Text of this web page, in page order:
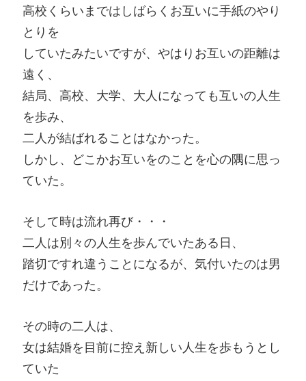
高校くらいまではしばらくお互いに手紙のやり
とりを
していたみたいですが、やはりお互いの距離は
遠く、
結局、高校、大学、大人になっても互いの人生
を歩み、
二人が結ばれることはなかった。
しかし、どこかお互いをのことを心の隅に思っ
ていた。
そして時は流れ再び・・・
二人は別々の人生を歩んでいたある日、
踏切ですれ違うことになるが、気付いたのは男
だけであった。
その時の二人は、
女は結婚を目前に控え新しい人生を歩もうとし
ていた